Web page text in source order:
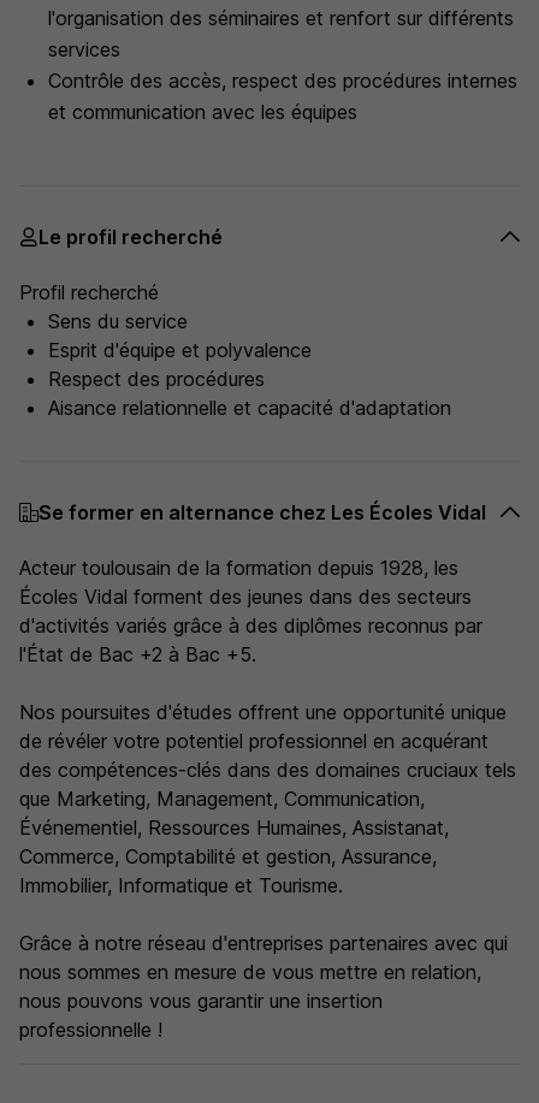
l'organisation des séminaires et renfort sur différents
services
Contrôle des accès, respect des procédures internes
et communication avec les équipes
Le profil recherché
Profil recherché
Sens du service
Esprit d'équipe et polyvalence
Respect des procédures
Aisance relationnelle et capacité d'adaptation
Se former en alternance chez Les Écoles Vidal
Acteur toulousain de la formation depuis 1928, les
Écoles Vidal forment des jeunes dans des secteurs
d'activités variés grâce à des diplômes reconnus par
l'État de Bac +2 à Bac +5.
Nos poursuites d'études offrent une opportunité unique
de révéler votre potentiel professionnel en acquérant
des compétences-clés dans des domaines cruciaux tels
que Marketing, Management, Communication,
Événementiel, Ressources Humaines, Assistanat,
Commerce, Comptabilité et gestion, Assurance,
Immobilier, Informatique et Tourisme.
Grâce à notre réseau d'entreprises partenaires avec qui
nous sommes en mesure de vous mettre en relation,
nous pouvons vous garantir une insertion
professionnelle !